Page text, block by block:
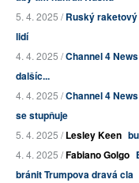
5. 4. 2025 /Ruský
lidí
4. 4. 2025 /Channel 4
dalšíc...
4. 4. 2025 /Channel 4
se stupňuje
5. 4. 2025 /Lesley Keen
4. 4. 2025 /Fabiano Golgo
bránit Trumpova dravá cla